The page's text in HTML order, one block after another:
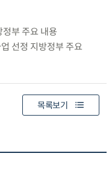
부 주요 내용
선정 지방정부 주요
목록보기